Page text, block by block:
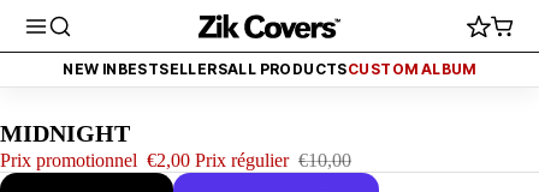
(FINI AUJOURD'HUI) PROMO - TOUT À 2€ (FINI AUJOURD'HUI)
NEW IN BESTSELLERSALL PRODUCTSCUSTOM ALBUM
MIDNIGHT
Prix promotionnel €2,00 Prix régulier €10,00